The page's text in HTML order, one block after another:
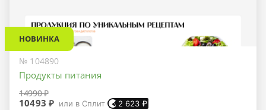
НОВИНКА
№ 104890
Продукты питания
14990 ₽
10493 ₽ или в Сплит 2 623 ₽